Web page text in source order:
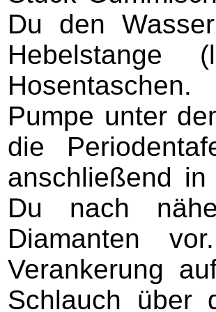
Du den
Pumpe unter
die
anschließend
Du nach
Diamanten
Verankerung
Schlauch über